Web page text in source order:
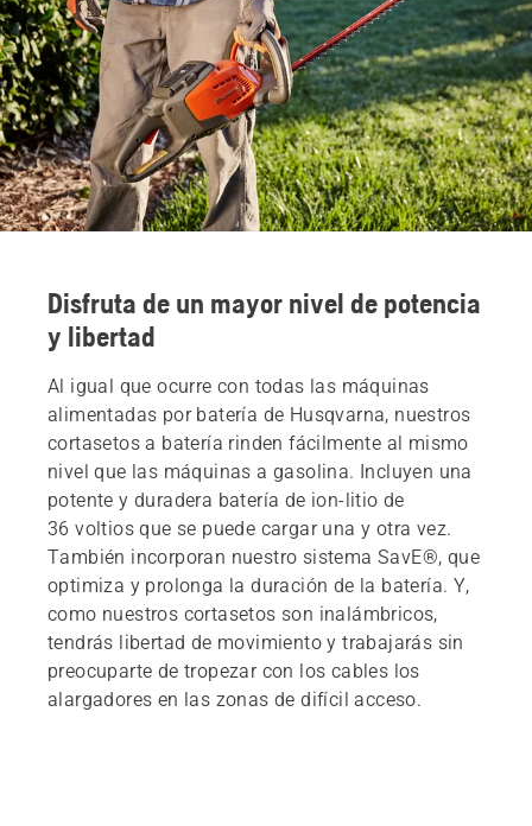
Disfruta de un mayor nivel de potencia
y libertad
Al igual que ocurre con todas las máquinas
alimentadas por batería de Husqvarna, nuestros
cortasetos a batería rinden fácilmente al mismo
nivel que las máquinas a gasolina. Incluyen una
potente y duradera batería de ion-litio de
36 voltios que se puede cargar una y otra vez.
También incorporan nuestro sistema SavE®, que
optimiza y prolonga la duración de la batería. Y,
como nuestros cortasetos son inalámbricos,
tendrás libertad de movimiento y trabajarás sin
preocuparte de tropezar con los cables los
alargadores en las zonas de difícil acceso.